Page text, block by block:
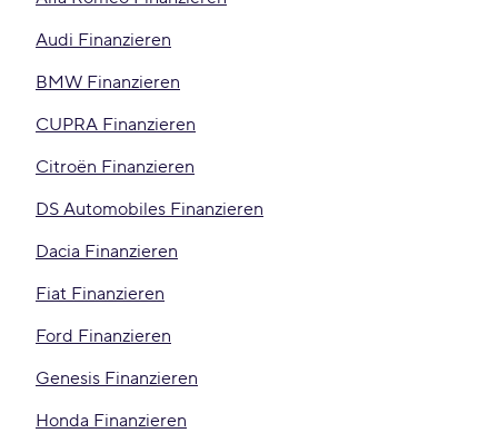
Audi Finanzieren
BMW Finanzieren
CUPRA Finanzieren
Citroën Finanzieren
DS Automobiles Finanzieren
Dacia Finanzieren
Fiat Finanzieren
Ford Finanzieren
Genesis Finanzieren
Honda Finanzieren